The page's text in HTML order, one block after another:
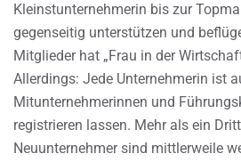
Kleinstunternehmerin bis zur
gegenseitig unterstützen und
Mitglieder hat „Frau in der
Allerdings: Jede Unternehmerin ist
Mitunternehmerinnen und
registrieren lassen. Mehr als ein
Neuunternehmer sind mittlerweile